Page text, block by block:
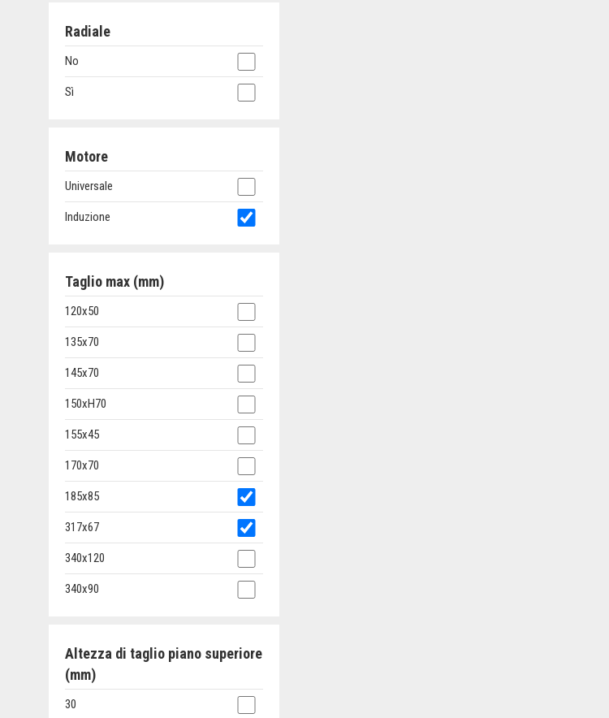
Radiale
No
Sì
Motore
Universale
Induzione
Taglio max (mm)
120x50
135x70
145x70
150xH70
155x45
170x70
185x85
317x67
340x120
340x90
Altezza di taglio piano superiore
(mm)
30